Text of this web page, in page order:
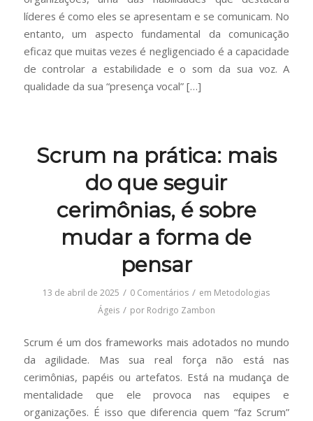
líderes é como eles se apresentam e se comunicam. No
entanto, um aspecto fundamental da comunicação
eficaz que muitas vezes é negligenciado é a capacidade
de controlar a estabilidade e o som da sua voz. A
qualidade da sua “presença vocal” […]
Scrum na prática: mais
do que seguir
cerimônias, é sobre
mudar a forma de
pensar
13 de abril de 2025 / 0 Comentários / em Metodologias
Ágeis / por Rodrigo Zambon
Scrum é um dos frameworks mais adotados no mundo
da agilidade. Mas sua real força não está nas
cerimônias, papéis ou artefatos. Está na mudança de
mentalidade que ele provoca nas equipes e
organizações. É isso que diferencia quem “faz Scrum”